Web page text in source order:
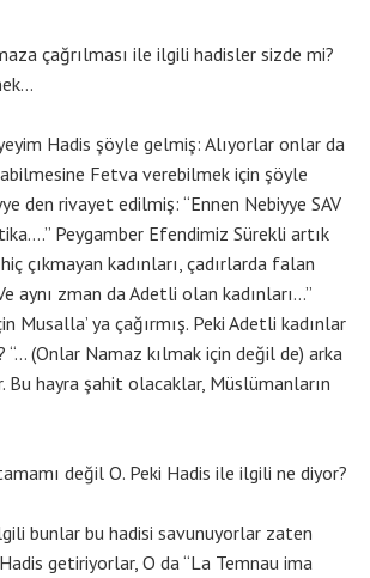
çağrılması ile ilgili hadisler sizde mi?
Hadis şöyle gelmiş: Alıyorlar onlar da
Fetva verebilmek için şöyle
den rivayet edilmiş: “Ennen Nebiyye SAV
Peygamber Efendimiz Sürekli artık
çıkmayan kadınları, çadırlarda falan
aynı zman da Adetli olan kadınları…”
Musalla’ ya çağırmış. Peki Adetli kadınlar
“… (Onlar Namaz kılmak için değil de) arka
hayra şahit olacaklar, Müslümanların
değil O. Peki Hadis ile ilgili ne diyor?
bunlar bu hadisi savunuyorlar zaten
getiriyorlar, O da “La Temnau ima